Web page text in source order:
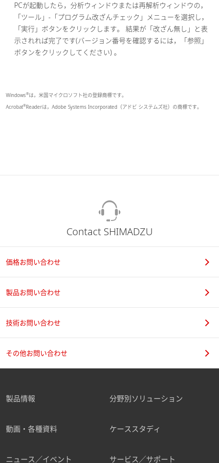
PCが起動したら，分析ウィンドウまたは再解析ウィンドウの，
「ツール」-「プログラム改ざんチェック」メニューを選択し，
「実行」ボタンをクリックします。 結果が「改ざん無し」と表
示されれば完了です(バージョン番号を確認するには，「参照」
ボタンをクリックしてください) 。
Windows®は，米国マイクロソフト社の登録商標です。
Acrobat®Readerは，Adobe Systems Incorporated（アドビ システムズ社）の商標です。
Contact SHIMADZU
価格お問い合わせ
製品お問い合わせ
技術お問い合わせ
その他お問い合わせ
製品情報 分野別ソリューション
動画・各種資料 ケーススタディ
ニュース／イベント サービス／サポート